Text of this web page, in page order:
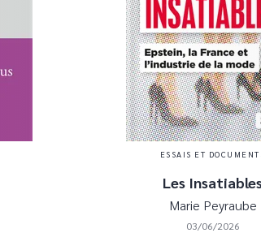
ESSAIS ET
Les
Marie Peyraube
03/06/2026